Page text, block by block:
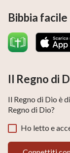
Bibbia facile
Il Regno di
Il Regno di Dio è
Regno di Dio?
Ho letto e